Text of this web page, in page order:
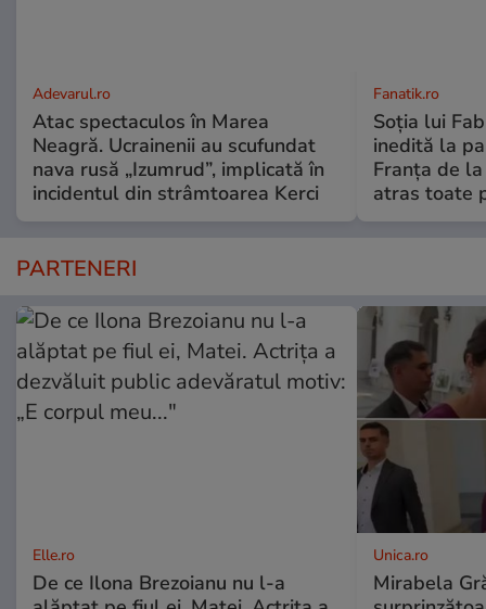
Adevarul.ro
Atac spectaculos în Marea
Neagră. Ucrainenii au scufundat
nava rusă „Izumrud”, implicată în
incidentul din strâmtoarea Kerci
Fanatik.ro
Soția lui
inedită la
Franța de
atras toate
PARTENERI
Elle.ro
De ce Ilona Brezoianu nu l-a
Unica.ro
Mirabela